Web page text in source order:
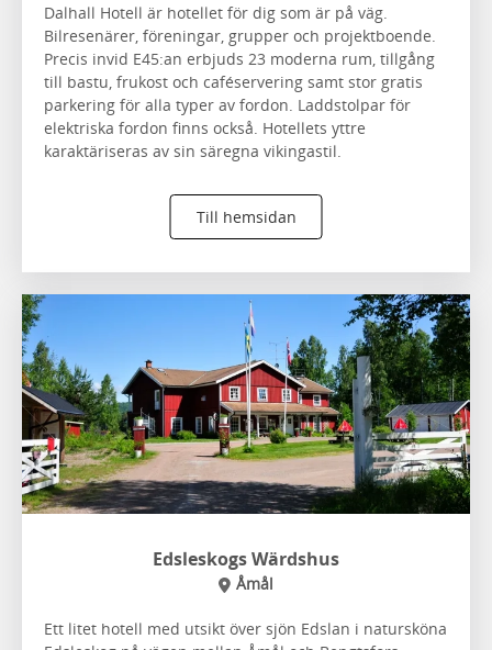
Dalhall Hotell är hotellet för dig som är på väg.
Bilresenärer, föreningar, grupper och projektboende.
Precis invid E45:an erbjuds 23 moderna rum, tillgång
till bastu, frukost och caféservering samt stor gratis
parkering för alla typer av fordon. Laddstolpar för
elektriska fordon finns också. Hotellets yttre
karaktäriseras av sin säregna vikingastil.
Till hemsidan
Edsleskogs Wärdshus
Åmål
Ett litet hotell med utsikt över sjön Edslan i natursköna